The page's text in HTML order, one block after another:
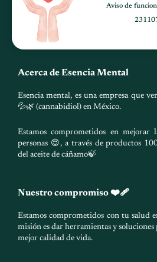
Aviso de
Acerca de Esencia Mental
Esencia mental, es una empresa que
💦🌿 (cannabidiol) en México.
Estamos comprometidos en
personas 😍, a través de productos
del aceite de cáñamo🍃
Nuestro compromiso ❤️‍🩹
Estamos comprometidos con tu salud
misión es dar herramientas y soluciones
mejor calidad de vida.